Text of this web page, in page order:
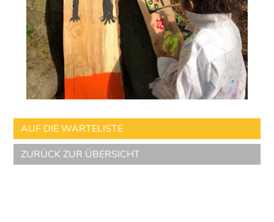
AUF DIE WARTELISTE
ZURÜCK ZUR ÜBERSICHT